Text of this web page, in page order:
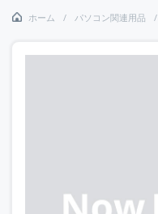
ホーム パソコン関連用品